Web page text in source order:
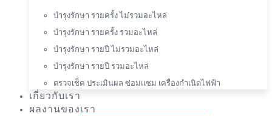
บำรุงรักษา รายครั้ง ไม่รวมอะไหล่
บำรุงรักษา รายครั้ง รวมอะไหล่
บำรุงรักษา รายปี ไม่รวมอะไหล่
บำรุงรักษา รายปี รวมอะไหล่
ตรวจเช็ค ประเมินผล ซ่อมแซม เครื่องกำเนิดไฟฟ้า
เกี่ยวกับเรา
ผลงานของเรา